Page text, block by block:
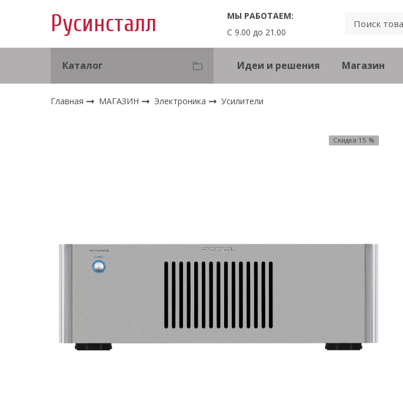
Русинсталл
МЫ РАБОТАЕМ:
С 9.00 до 21.00
Каталог Идеи и решения Магазин
Главная МАГАЗИН Электроника Усилители
Скидка 15 %